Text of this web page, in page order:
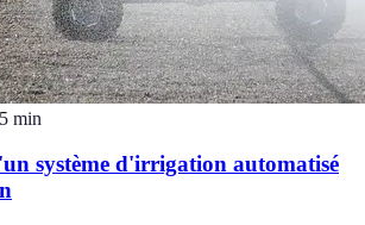
5 min
système d'irrigation automatisé